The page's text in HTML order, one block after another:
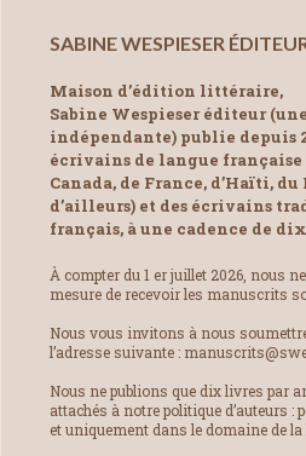
SABINE WESPIESER
Maison d’édition littéraire,
Sabine Wespieser éditeur
indépendante) publie depuis
écrivains de langue française
Canada, de France, d’Haïti, du
d’ailleurs) et des écrivains
français, à une cadence de
À compter du 1 er juillet 2026, nous
mesure de recevoir les manuscrits
Nous vous invitons à nous
l’adresse suivante :
Nous ne publions que dix livres par
attachés à notre politique d’auteurs :
et uniquement dans le domaine de la